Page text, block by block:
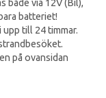
både via 12V (Bil),
batteriet!
till 24 timmar.
på ovansidan